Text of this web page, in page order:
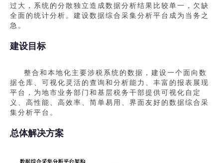
过大，系统的分散独立造成数据分析结果比较单一，欠缺
全面的统计分析。建设数据综合采集分析平台成为当务之
急。
建设目标
整合和本地化主要涉税系统的数据，建设一个面向数
据仓库、可视化灵活的查询和分析能力、丰富的报表展现
平台，为地市业务部门和基层税务干部提供可视化自定
义、高性能、高效率、简单易用、界面友好的数据综合采
集分析平台。
总体解决方案